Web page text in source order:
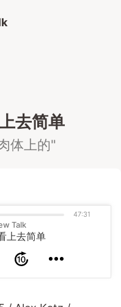
去简单
体上的"
Talk
上去简单
47:31